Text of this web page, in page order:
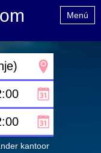
Menú
kantoor